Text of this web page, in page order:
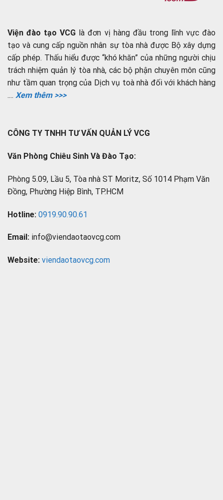
Viện đào tạo VCG là đơn vị hàng đầu trong lĩnh vực đào
tạo và cung cấp nguồn nhân sự tòa nhà được Bộ xây dựng
cấp phép. Thấu hiểu được “khó khăn” của những người chịu
trách nhiệm quản lý tòa nhà, các bộ phận chuyên môn cũng
như tầm quan trọng của Dịch vụ toà nhà đối với khách hàng
.... Xem thêm >>>
CÔNG TY TNHH TƯ VẤN QUẢN LÝ VCG
Văn Phòng Chiêu Sinh Và Đào Tạo:
Phòng 5.09, Lầu 5, Tòa nhà ST Moritz, Số 1014 Phạm Văn
Đồng, Phường Hiệp Bình, TP.HCM
Hotline: 0919.90.90.61
Email: info@viendaotaovcg.com
Website: viendaotaovcg.com